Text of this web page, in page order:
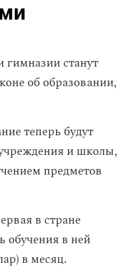
станут
об образовании,
теперь будут
и школы,
предметов
в стране
обучения в ней
в месяц.